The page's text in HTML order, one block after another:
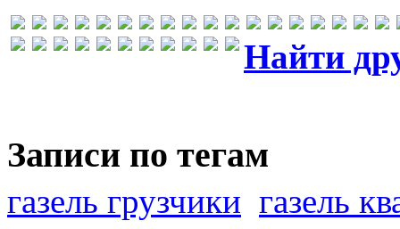
Найти
Записи по тегам
газель грузчики газель